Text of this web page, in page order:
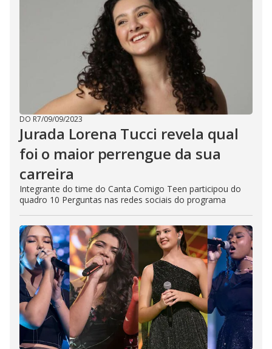
DO R7/09/09/2023
Jurada Lorena Tucci revela qual
foi o maior perrengue da sua
carreira
Integrante do time do Canta Comigo Teen participou do
quadro 10 Perguntas nas redes sociais do programa